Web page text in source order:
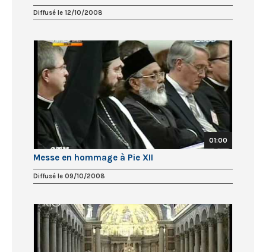
Diffusé le 12/10/2008
01:00
Messe en hommage à Pie XII
Diffusé le 09/10/2008